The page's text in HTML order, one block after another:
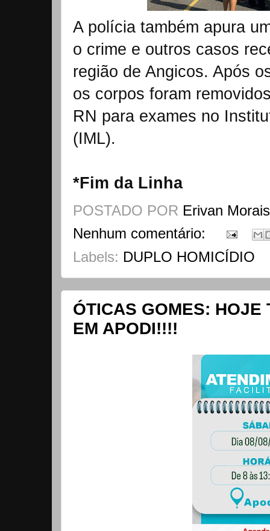
A polícia também apura
o crime e outros casos
região de Angicos. Após
os corpos foram
RN para exames no
(IML).
*Fim da Linha
POSTADO POR Erivan Morais
Nenhum comentário:
Labels: DUPLO HOMICÍDIO
ÓTICAS GOMES: HOJE
EM APODI!!!!